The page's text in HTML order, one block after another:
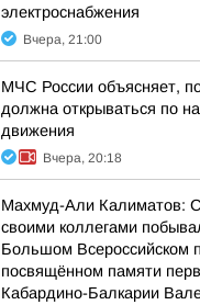
электроснабжения
Вчера, 21:00
МЧС России объясняет,
должна открываться по
движения
Вчера, 20:18
Махмуд-Али Калиматов:
своими коллегами
Большом Всероссийском
посвящённом памяти
Кабардино-Балкарии